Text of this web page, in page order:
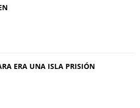
ERA UNA ISLA PRISIÓN